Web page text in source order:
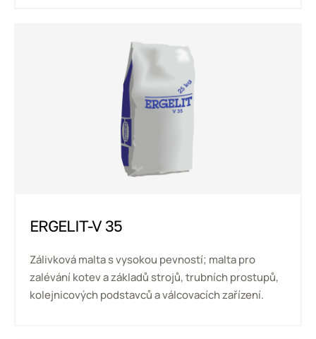
ERGELIT-V 35
Zálivková malta s vysokou pevností; malta pro
zalévání kotev a základů strojů, trubních prostupů,
kolejnicových podstavců a válcovacích zařízení.